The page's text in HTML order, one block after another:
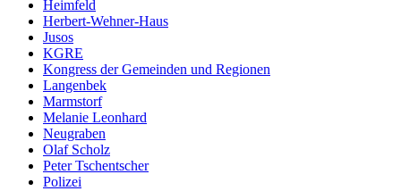
Heimfeld
Herbert-Wehner-Haus
Jusos
KGRE
Kongress der Gemeinden und Regionen
Langenbek
Marmstorf
Melanie Leonhard
Neugraben
Olaf Scholz
Peter Tschentscher
Polizei